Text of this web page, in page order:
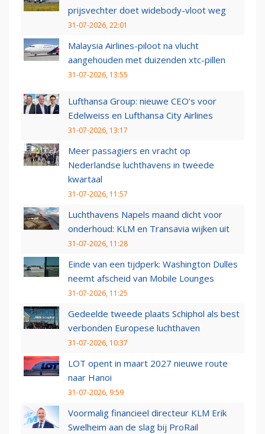
prijsvechter doet widebody-vloot weg
31-07-2026, 22:01
Malaysia Airlines-piloot na vlucht
aangehouden met duizenden xtc-pillen
31-07-2026, 13:55
Lufthansa Group: nieuwe CEO’s voor
Edelweiss en Lufthansa City Airlines
31-07-2026, 13:17
Meer passagiers en vracht op
Nederlandse luchthavens in tweede
kwartaal
31-07-2026, 11:57
Luchthavens Napels maand dicht voor
onderhoud: KLM en Transavia wijken uit
31-07-2026, 11:28
Einde van een tijdperk: Washington Dulles
neemt afscheid van Mobile Lounges
31-07-2026, 11:25
Gedeelde tweede plaats Schiphol als best
verbonden Europese luchthaven
31-07-2026, 10:37
LOT opent in maart 2027 nieuwe route
naar Hanoi
31-07-2026, 9:59
Voormalig financieel directeur KLM Erik
Swelheim aan de slag bij ProRail